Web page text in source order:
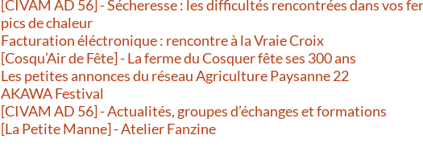
[CIVAM AD 56] - Sécheresse : les difficultés rencontrées dans vos
pics de chaleur
Facturation éléctronique : rencontre à la Vraie Croix
[Cosqu’Air de Fête] - La ferme du Cosquer fête ses 300 ans
Les petites annonces du réseau Agriculture Paysanne 22
AKAWA Festival
[CIVAM AD 56] - Actualités, groupes d’échanges et formations
[La Petite Manne] - Atelier Fanzine